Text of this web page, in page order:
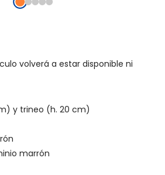
volverá a estar disponible ni
y trineo (h. 20 cm)
marrón